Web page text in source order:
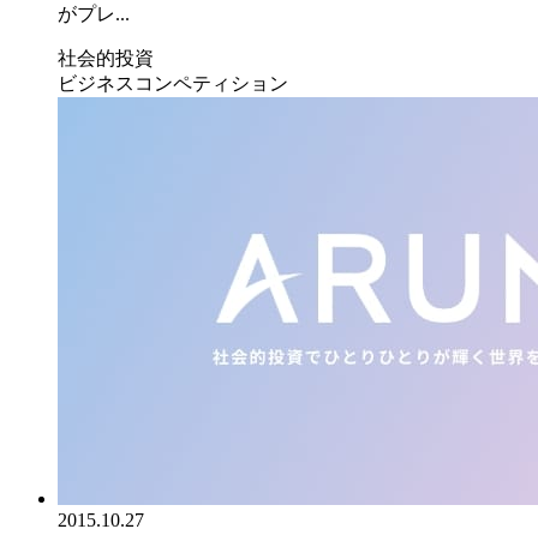
がプレ...
社会的投資
ビジネスコンペティション
2015.10.27